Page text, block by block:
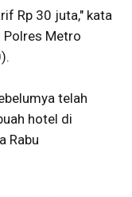
Rp 30 juta," kata
Metro
telah
hotel di
Rabu